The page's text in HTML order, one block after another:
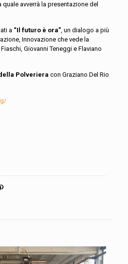
avverrà la presentazione del
a “Il futuro è ora”, un dialogo a più
Innovazione che vede la
Giovanni Teneggi e Flaviano
Polveriera con Graziano Del Rio